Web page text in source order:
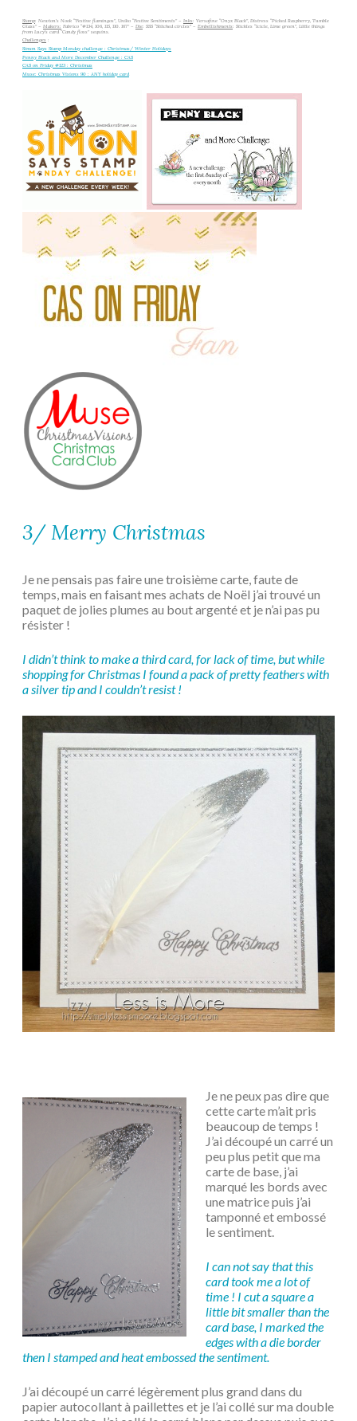
Stamp: Newton’s Nook “’Festive flamingos”, Uniko “Festive Sentiments” – Inks: Versafine “Onyx Black”, Distress “Picked Raspberry, Tumble
Glass” – Makers: Fabrico “#134, 106, 115, 110. 167” – Die: SSS “Stitched circles” – Embellishments: Stickles “Icicle, Lime green”, Little things
from Lucy’s card “Candy floss” sequins.
Challenges :
Simon Says Stamp Monday challenge : Christmas/ Winter Holidays
Penny Black and More December Challenge : CAS
CAS on Friday #123 : Christmas
Muse: Christmas Visions 90 : ANY holiday card
3/ Merry Christmas
Je ne pensais pas faire une troisième carte, faute de
temps, mais en faisant mes achats de Noël j’ai trouvé un
paquet de jolies plumes au bout argenté et je n’ai pas pu
résister !
I didn’t think to make a third card, for lack of time, but while
shopping for Christmas I found a pack of pretty feathers with
a silver tip and I couldn’t resist !
Je ne peux pas dire que
cette carte m’ait pris
beaucoup de temps !
J’ai découpé un carré un
peu plus petit que ma
carte de base, j’ai
marqué les bords avec
une matrice puis j’ai
tamponné et embossé
le sentiment.
I can not say that this
card took me a lot of
time ! I cut a square a
little bit smaller than the
card base, I marked the
edges with a die border
then I stamped and heat embossed the sentiment.
J’ai découpé un carré légèrement plus grand dans du
papier autocollant à paillettes et je l’ai collé sur ma double